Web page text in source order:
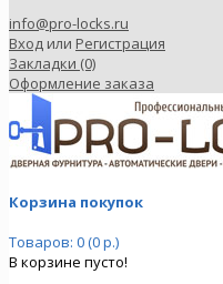
info@pro-locks.ru
Вход или Регистрация
Закладки (0)
Оформление заказа
Корзина покупок
Товаров: 0 (0 р.)
В корзине пусто!